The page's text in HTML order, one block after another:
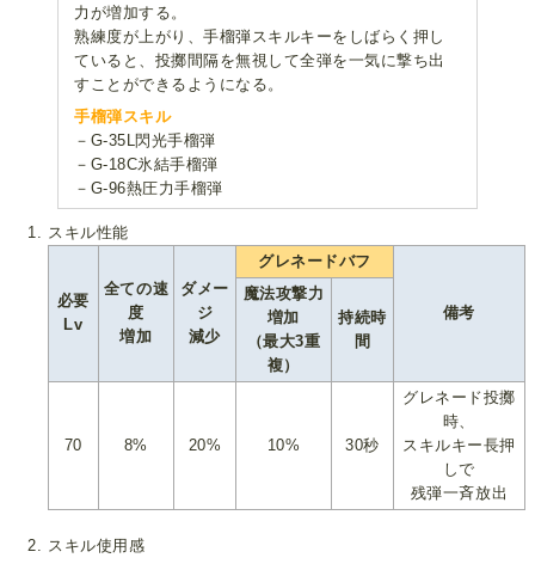
力が増加する。
熟練度が上がり、手榴弾スキルキーをしばらく押し
ていると、投擲間隔を無視して全弾を一気に撃ち出
すことができるようになる。
手榴弾スキル
－G-35L閃光手榴弾
－G-18C氷結手榴弾
－G-96熱圧力手榴弾
スキル性能
必要
Lv
全ての速
度
増加
ダメー
ジ
減少
グレネードバフ
備考
魔法攻撃力
増加
（最大3重
複）
持続時
間
70 8% 20% 10% 30秒
グレネード投擲
時、
スキルキー長押
しで
残弾一斉放出
スキル使用感